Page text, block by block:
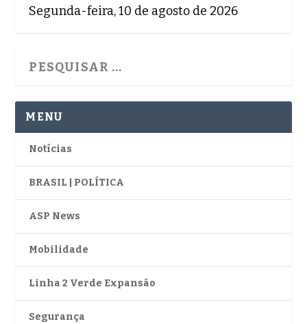
Segunda-feira, 10 de agosto de 2026
MENU
Notícias
BRASIL | POLÍTICA
ASP News
Mobilidade
Linha 2 Verde Expansão
Segurança